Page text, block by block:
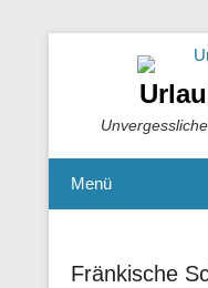
Menü
Fränkische